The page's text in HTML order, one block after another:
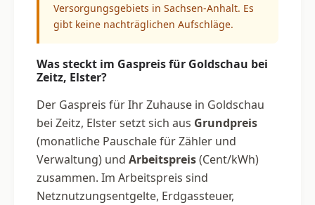
Versorgungsgebiets in Sachsen-Anhalt. Es
gibt keine nachträglichen Aufschläge.
Was steckt im Gaspreis für Goldschau bei
Zeitz, Elster?
Der Gaspreis für Ihr Zuhause in Goldschau
bei Zeitz, Elster setzt sich aus Grundpreis
(monatliche Pauschale für Zähler und
Verwaltung) und Arbeitspreis(Cent/kWh)
zusammen. Im Arbeitspreis sind
Netznutzungsentgelte, Erdgassteuer,